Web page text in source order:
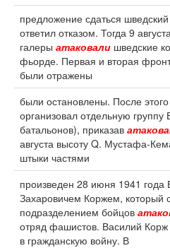
предложение сдаться
ответил отказом. Тогда 9
галеры атаковали шведские
фьорде. Первая и вторая
были отражены
были остановлены. После
организовал отдельную группу
батальонов), приказав
августа высоту Q. Мустафа-
штыки частями
произведен 28 июня 1941 года
Захаровичем Коржем, который
подразделением бойцов
отряд фашистов. Василий
в гражданскую войну. В